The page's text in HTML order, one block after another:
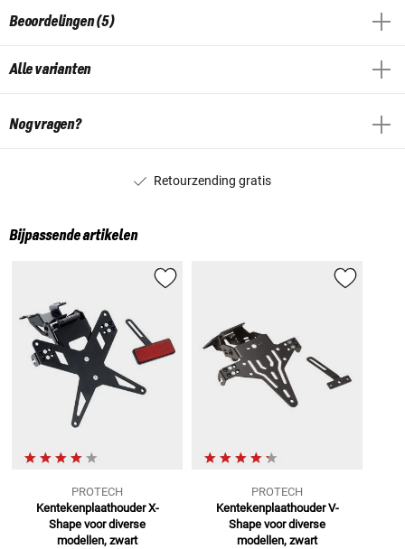
Beoordelingen (5)
Alle varianten
Nog vragen?
Retourzending gratis
Bijpassende artikelen
PROTECH
Kentekenplaathouder X-
Shape voor diverse
modellen, zwart
PROTECH
Kentekenplaathouder V-
Shape voor diverse
modellen, zwart